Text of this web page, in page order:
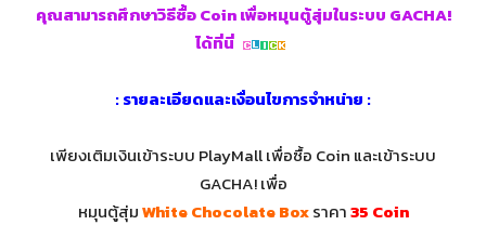
คุณสามารถศึกษาวิธีซื้อ Coin เพื่อหมุนตู้สุ่มในระบบ GACHA!
ได้ที่นี่
: รายละเอียดและเงื่อนไขการจำหน่าย :
เพียงเติมเงินเข้าระบบ PlayMall เพื่อซื้อ Coin และเข้าระบบ
GACHA! เพื่อ
หมุนตู้สุ่มWhite Chocolate Boxราคา35 Coin